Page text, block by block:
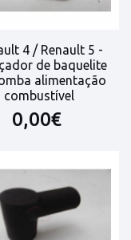
4 / Renault 5 -
de baquelite
alimentação
combustível
0,00€